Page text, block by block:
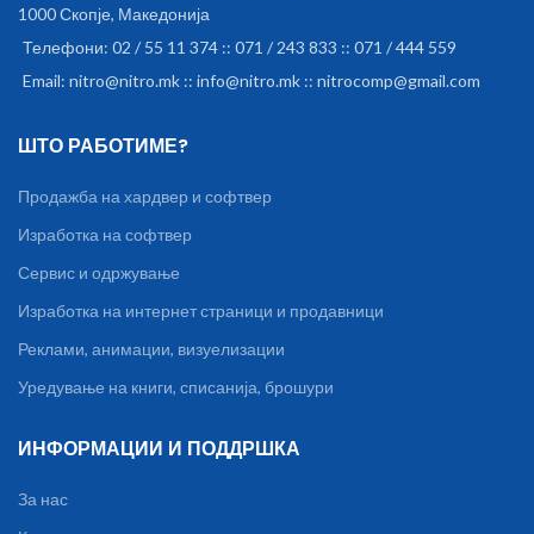
1000 Скопје, Македонија
Телефони: 02 / 55 11 374 :: 071 / 243 833 :: 071 / 444 559
Email: nitro@nitro.mk :: info@nitro.mk :: nitrocomp@gmail.com
ШТО РАБОТИМЕ?
Продажба на хардвер и софтвер
Изработка на софтвер
Сервис и одржување
Изработка на интернет страници и продавници
Реклами, анимации, визуелизации
Уредување на книги, списанија, брошури
ИНФОРМАЦИИ И ПОДДРШКА
За нас